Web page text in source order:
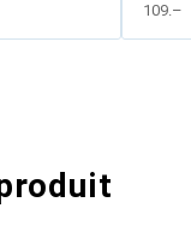
CHF
109.–